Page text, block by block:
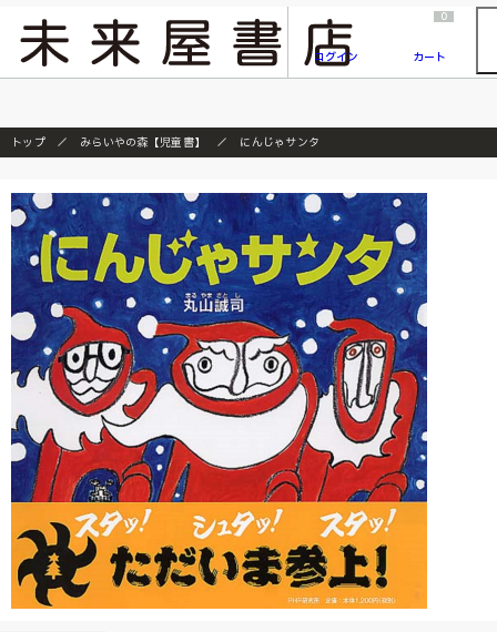
『ONE PIECE magazine 021 ONE PIECEカード付き同梱版』発売延期のご案内
ログイン
0
カート
トップ みらいやの森【児童書】 にんじゃサンタ